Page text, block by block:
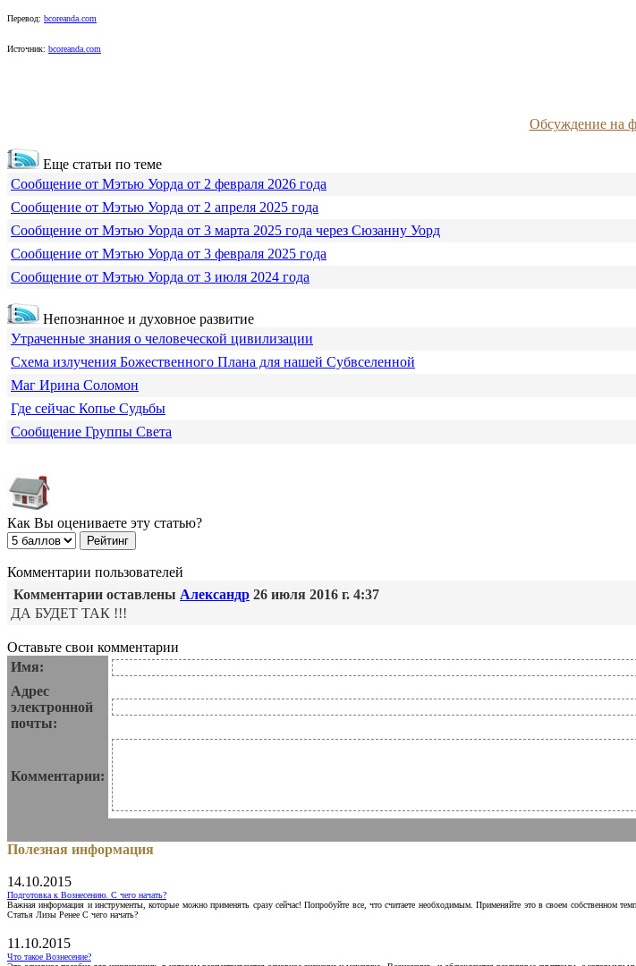
Перевод: bcoreanda.com
Источник: bcoreanda.com
Обсуждение на
Еще статьи по теме
Сообщение от Мэтью Уорда от 2 февраля 2026 года
Сообщение от Мэтью Уорда от 2 апреля 2025 года
Сообщение от Мэтью Уорда от 3 марта 2025 года через Сюзанну Уорд
Сообщение от Мэтью Уорда от 3 февраля 2025 года
Сообщение от Мэтью Уорда от 3 июля 2024 года
Непознанное и духовное развитие
Утраченные знания о человеческой цивилизации
Схема излучения Божественного Плана для нашей Субвселенной
Маг Ирина Соломон
Где сейчас Копье Судьбы
Сообщение Группы Света
Как Вы оцениваете эту статью?
Комментарии пользователей
Комментарии оставлены Александр 26 июля 2016 г. 4:37
ДА БУДЕТ ТАК !!!
Оставьте свои комментарии
Имя:
Адрес
электронной
почты:
Комментарии:
Полезная информация
14.10.2015
Подготовка к Вознесению. С чего начать?
Важная информация и инструменты, которые можно применять сразу сейчас! Попробуйте все, что считаете необходимым. Применяйте это в своем собственном
Статья Лизы Ренее С чего начать?
11.10.2015
Что такое Вознесение?